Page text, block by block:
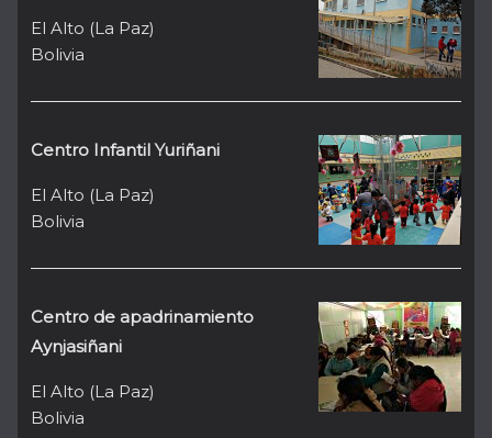
El Alto (La Paz)
Bolivia
Centro Infantil Yuriñani
El Alto (La Paz)
Bolivia
Centro de apadrinamiento
Aynjasiñani
El Alto (La Paz)
Bolivia